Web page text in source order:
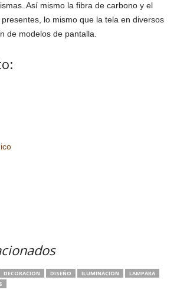
Así mismo la fibra de carbono y el
lo mismo que la tela en diversos
de modelos de pantalla.
DECORACION DISEÑO ILUMINACION
LAMPARA